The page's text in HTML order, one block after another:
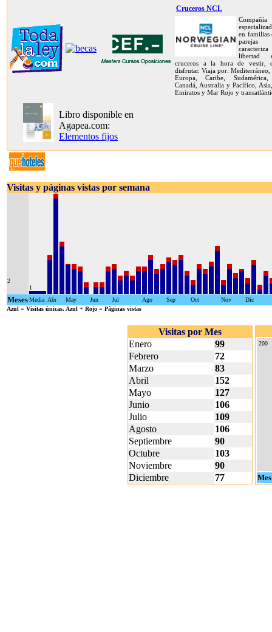
Cruceros NCL
Compañía
en familias
libertad
cruceros a la hora de vestir,
disfrutar. Viaja por: Mediterráneo,
Europa, Caribe, Sudamérica,
Canadá, Australia y Pacífico,
Emiratos y Mar Rojo y
Libro disponible en
Agapea.com:
Elementos fijos
Visitas y páginas vistas por semana
2
1
MesesMedia Abr May Jun Jul Ago Sep Oct Nov
Dic
Azul = Visitas únicas. Azul + Rojo = Páginas vistas
Visitas por Mes
Enero
99
Febrero
72
Marzo
83
Abril
152
Mayo
127
Junio
106
Julio
109
Agosto
106
Septiembre
90
Octubre
103
Noviembre
90
Diciembre
77
200
Mes